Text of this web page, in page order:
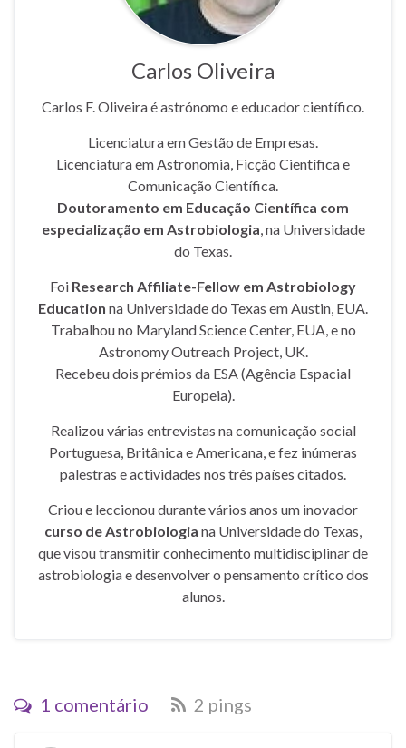
Carlos Oliveira
Carlos F. Oliveira é astrónomo e educador científico.
Licenciatura em Gestão de Empresas.
Licenciatura em Astronomia, Ficção Científica e
Comunicação Científica.
Doutoramento em Educação Científica com
especialização em Astrobiologia , na Universidade
do Texas.
Foi Research Affiliate-Fellow em Astrobiology
Education na Universidade do Texas em Austin, EUA.
Trabalhou no Maryland Science Center, EUA, e no
Astronomy Outreach Project, UK.
Recebeu dois prémios da ESA (Agência Espacial
Europeia).
Realizou várias entrevistas na comunicação social
Portuguesa, Britânica e Americana, e fez inúmeras
palestras e actividades nos três países citados.
Criou e leccionou durante vários anos um inovador
curso de Astrobiologia na Universidade do Texas,
que visou transmitir conhecimento multidisciplinar de
astrobiologia e desenvolver o pensamento crítico dos
alunos.
1 comentário 2 pings